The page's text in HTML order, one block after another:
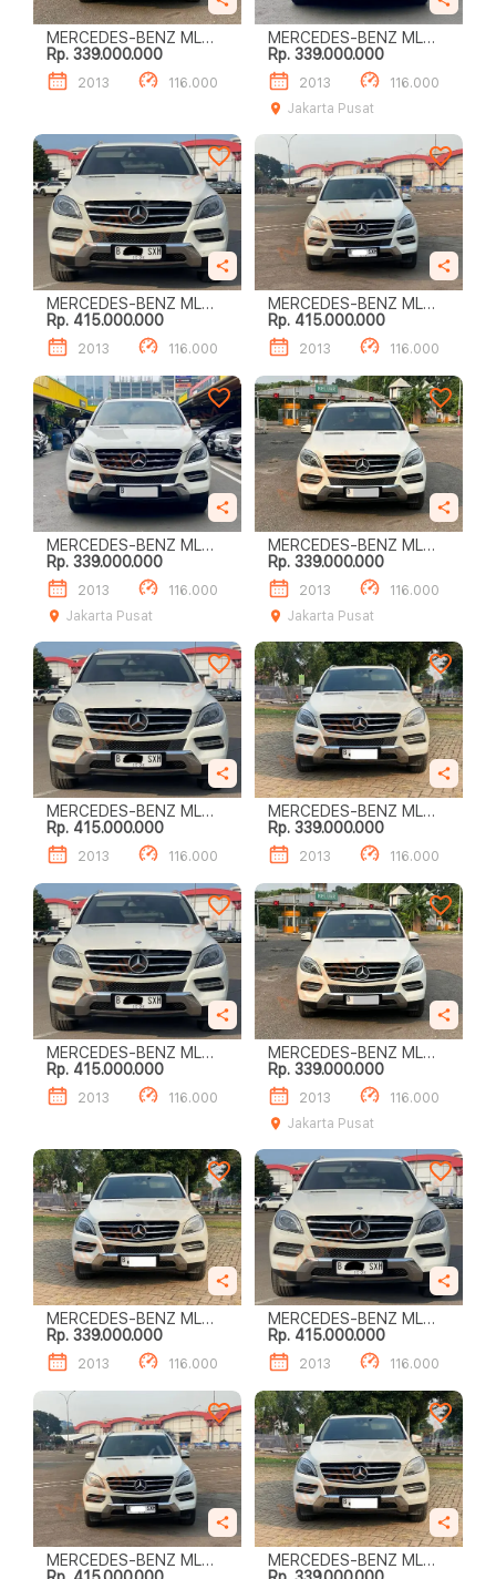
MERCEDES-BENZ ML
250 CDI
Rp. 339.000.000
2013 116.000
MERCEDES-BENZ ML
250 CDI
Rp. 339.000.000
2013
116.000
Jakarta Pusat
MERCEDES-BENZ ML
250 CDI
Rp. 415.000.000
2013 116.000
MERCEDES-BENZ ML
250 CDI
Rp. 415.000.000
2013 116.000
MERCEDES-BENZ ML
250 CDI
Rp. 339.000.000
2013
116.000
Jakarta Pusat
MERCEDES-BENZ ML
250 CDI
Rp. 339.000.000
2013
116.000
Jakarta Pusat
MERCEDES-BENZ ML
250 CDI
Rp. 415.000.000
2013 116.000
MERCEDES-BENZ ML
250 CDI
Rp. 339.000.000
2013 116.000
MERCEDES-BENZ ML
250 CDI
Rp. 415.000.000
2013 116.000
MERCEDES-BENZ ML
250 CDI
Rp. 339.000.000
2013
116.000
Jakarta Pusat
MERCEDES-BENZ ML
250 CDI
Rp. 339.000.000
2013 116.000
MERCEDES-BENZ ML
250 CDI
Rp. 415.000.000
2013 116.000
MERCEDES-BENZ ML
MERCEDES-BENZ ML